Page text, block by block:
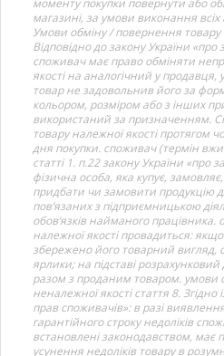
магазині, за умови виконання
Умови обміну / повернення товару
Відповідно до закону України «про
споживач має право обміняти
якості на аналогічний у
товар не задовольнив його за
кольором, розміром або з інших
використаний за призначенням.
товару належної якості протягом
дня покупки. споживач (термін
статті 1. п.22 закону України «про
фізична особа, яка купує,
придбати чи замовити продукцію
пов’язаних з підприємницькою
обов’язків найманого
належної якості провадиться:
збережено його товарний вигляд,
ярлики; на підставі
разом з проданим товаром. умови
неналежної якості стаття 8.
прав споживачів»: в разі
гарантійного строку недоліків
встановлені законодавством, має
усунення недоліків товару в